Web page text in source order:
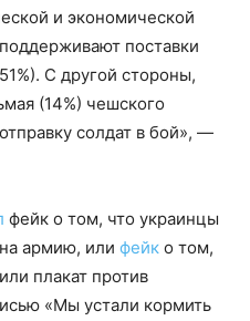
и экономической
поставки
С другой стороны,
(14%) чешского
солдат в бой», —
фейк о том, что украинцы
армию, или фейк о том,
плакат против
«Мы устали кормить